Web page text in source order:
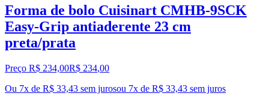
Forma de bolo Cuisinart CMHB-9SCK
Easy-Grip antiaderente 23 cm
preta/prata
Preço R$ 234,00R$ 234,00
Ou 7x de R$ 33,43 sem jurosou 7x de R$ 33,43 sem juros